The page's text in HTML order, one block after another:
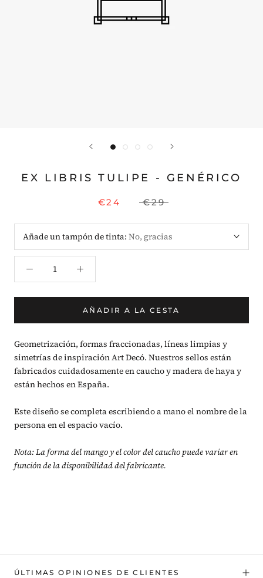
EX LIBRIS TULIPE - GENÉRICO
€24 €29
Añade un tampón de tinta: No, gracias
AÑADIR A LA CESTA
Geometrización, formas fraccionadas, líneas limpias y
simetrías de inspiración Art Decó. Nuestros sellos están
fabricados cuidadosamente en caucho y madera de haya y
están hechos en España.
Este diseño se completa escribiendo a mano el nombre de la
persona en el espacio vacío.
Nota: La forma del mango y el color del caucho puede variar en
función de la disponibilidad del fabricante.
ÚLTIMAS OPINIONES DE CLIENTES